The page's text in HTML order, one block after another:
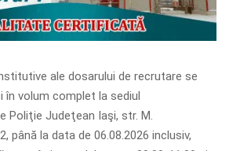
ale dosarului de recrutare se
în volum complet la sediul
Poliţie Judeţean Iaşi, str. M.
până la data de 06.08.2026 inclusiv,